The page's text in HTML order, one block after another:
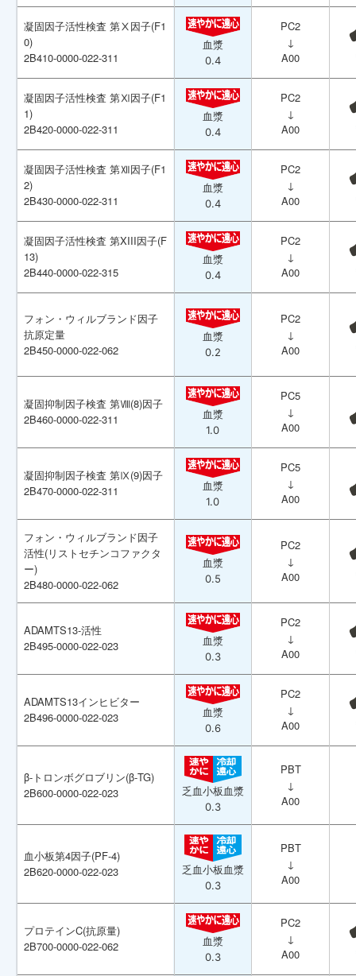
凝固因子活性検査 第Ⅹ因子(F1
0)
2B410-0000-022-311
血漿
0.4
PC2
↓
A00
凝固因子活性検査 第Ⅺ因子(F1
1)
2B420-0000-022-311
血漿
0.4
PC2
↓
A00
凝固因子活性検査 第Ⅻ因子(F1
2)
2B430-0000-022-311
血漿
0.4
PC2
↓
A00
凝固因子活性検査 第XIII因子(F
13)
2B440-0000-022-315
血漿
0.4
PC2
↓
A00
フォン・ウィルブランド因子
抗原定量
2B450-0000-022-062
血漿
0.2
PC2
↓
A00
凝固抑制因子検査 第Ⅷ(8)因子
2B460-0000-022-311
血漿
1.0
PC5
↓
A00
凝固抑制因子検査 第Ⅸ(9)因子
2B470-0000-022-311
血漿
1.0
PC5
↓
A00
フォン・ウィルブランド因子
活性(リストセチンコファクタ
ー)
2B480-0000-022-062
血漿
0.5
PC2
↓
A00
ADAMTS13-活性
2B495-0000-022-023
血漿
0.3
PC2
↓
A00
ADAMTS13インヒビター
2B496-0000-022-023
血漿
0.6
PC2
↓
A00
β-トロンボグロブリン(β-TG)
2B600-0000-022-023
乏血小板血漿
0.3
PBT
↓
A00
血小板第4因子(PF-4)
2B620-0000-022-023
乏血小板血漿
0.3
PBT
↓
A00
プロテインC(抗原量)
2B700-0000-022-062
血漿
0.3
PC2
↓
A00
凝固因子活性検査 第Ⅹ因子(F1
0)
2B410-0000-022-311
血漿
0.4
PC2
↓
A00
凝固因子活性検査 第Ⅺ因子(F1
1)
2B420-0000-022-311
血漿
0.4
PC2
↓
A00
凝固因子活性検査 第Ⅻ因子(F1
2)
2B430-0000-022-311
血漿
0.4
PC2
↓
A00
凝固因子活性検査 第XIII因子(F
13)
2B440-0000-022-315
血漿
0.4
PC2
↓
A00
フォン・ウィルブランド因子
抗原定量
2B450-0000-022-062
血漿
0.2
PC2
↓
A00
凝固抑制因子検査 第Ⅷ(8)因子
2B460-0000-022-311
血漿
1.0
PC5
↓
A00
凝固抑制因子検査 第Ⅸ(9)因子
2B470-0000-022-311
血漿
1.0
PC5
↓
A00
フォン・ウィルブランド因子
活性(リストセチンコファクタ
ー)
2B480-0000-022-062
血漿
0.5
PC2
↓
A00
ADAMTS13-活性
2B495-0000-022-023
血漿
0.3
PC2
↓
A00
ADAMTS13インヒビター
2B496-0000-022-023
血漿
0.6
PC2
↓
A00
β-トロンボグロブリン(β-TG)
2B600-0000-022-023
乏血小板血漿
0.3
PBT
↓
A00
血小板第4因子(PF-4)
2B620-0000-022-023
乏血小板血漿
0.3
PBT
↓
A00
プロテインC(抗原量)
2B700-0000-022-062
血漿
0.3
PC2
↓
A00